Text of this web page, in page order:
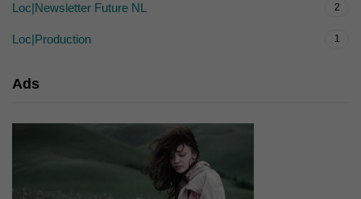
Loc|Newsletter Future NL 2
Loc|Production 1
Ads